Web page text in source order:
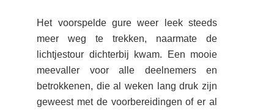
Het voorspelde gure weer leek steeds
meer weg te trekken, naarmate de
lichtjestour dichterbij kwam. Een mooie
meevaller voor alle deelnemers en
betrokkenen, die al weken lang druk zijn
geweest met de voorbereidingen of er al